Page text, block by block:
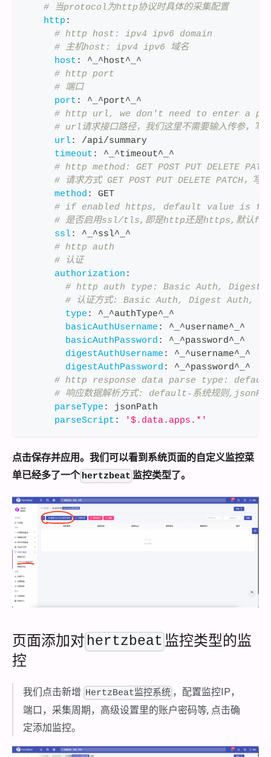
# 当protocol为http协议时具体的采集配置
http :
# http host: ipv4 ipv6 domain
# 主机host: ipv4 ipv6 域名
host :
^_^host^_^
# http port
# 端口
port :
^_^port^_^
# http url, we don't need to enter a
# url请求接口路径，我们这里不需要输入传参，
url:
/api/summary
timeout :
^_^timeout^_^
# http method: GET POST PUT DELETE
# 请求方式 GET POST PUT DELETE PATCH，写
method :
GET
# if enabled https, default value is
# 是否启用ssl/tls,即是http还是https,默认
ssl:
^_^ssl^_^
# http auth
# 认证
authorization :
# http auth type: Basic Auth, Digest
# 认证方式: Basic Auth, Digest Auth,
type :
^_^authType^_^
basicAuthUsername :
^_^username^_^
basicAuthPassword :
^_^password^_^
digestAuthUsername :
^_^username^_^
digestAuthPassword :
^_^password^_^
# http response data parse type:
# 响应数据解析方式: default-系统规则
parseType :
jsonPath
parseScript : '$.data.apps.*'
点击保存并应用。我们可以看到系统页面的自定义监控菜
单已经多了一个 hertzbeat 监控类型了。
页面添加对 hertzbeat 监控类型的监
控
我们点击新增 HertzBeat监控系统 ，配置监控IP，
端口，采集周期，高级设置里的账户密码等, 点击确
定添加监控。